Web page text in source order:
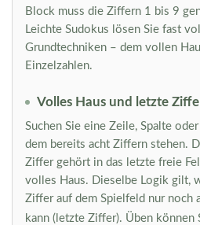
Block muss die Ziffern 1 bis 9
Leichte Sudokus lösen Sie fast
Grundtechniken – dem vollen
Einzelzahlen.
Volles Haus und letzte
Suchen Sie eine Zeile, Spalte
dem bereits acht Ziffern stehen.
Ziffer gehört in das letzte freie
volles Haus. Dieselbe Logik gilt,
Ziffer auf dem Spielfeld nur noch
kann (letzte Ziffer). Üben können